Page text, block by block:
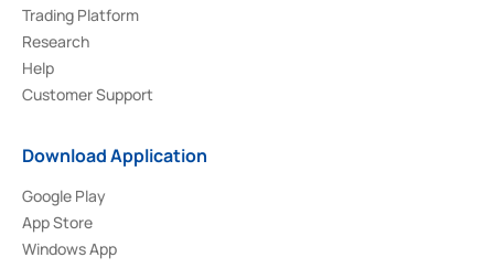
Trading Platform
Research
Help
Customer Support
Download Application
Google Play
App Store
Windows App